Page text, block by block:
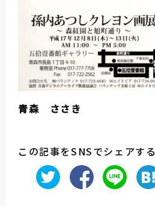
青森 ささき
この記事をSNSでシェアする